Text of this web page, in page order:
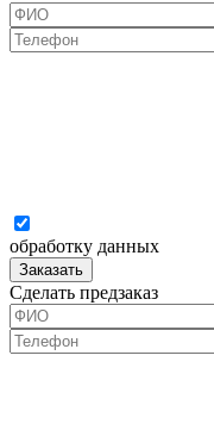
обработку данных
Заказать
Сделать предзаказ